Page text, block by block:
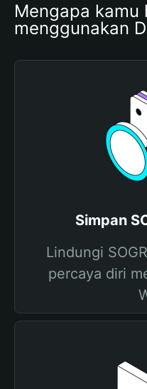
Mengapa kamu
menggunakan
Simpan
Lindungi
percaya diri